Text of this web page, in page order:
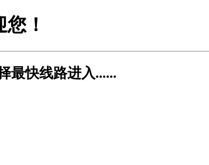
！
最快线路进入......